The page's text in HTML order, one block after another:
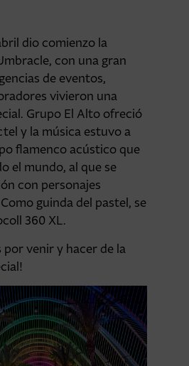
dio comienzo la
con una gran
de eventos,
vivieron una
Grupo El Alto ofreció
y la música estuvo a
flamenco acústico que
el mundo, al que se
con personajes
guinda del pastel, se
360 XL.
por venir y hacer de la